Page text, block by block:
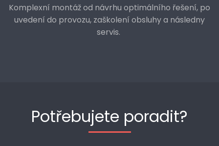
Komplexní montáž od návrhu optimálního řešení, po
uvedení do provozu, zaškolení obsluhy a následny
servis.
Potřebujete poradit?